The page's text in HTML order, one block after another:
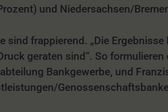
und Niedersachsen/
sind frappierend. „Die
geraten sind“. So
Bankgewerbe, und